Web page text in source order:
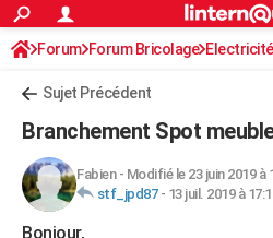
ACTUALITÉS
Politique
Société
Faits Divers
Education
Monde
Villes
+
FINANCE
Retraite
Impôts
Epargne
Immobilier
Risques naturels par ville
Banque
Assurance
Crédit
AUTO
S'inscrire
Forum Forum Bricolage Electricité
Sujet Précédent
Branchement Spot
Fabien- Modifié le 23 juin 2019 à
stf_jpd87- 13 juil. 2019 à
Bonjour,